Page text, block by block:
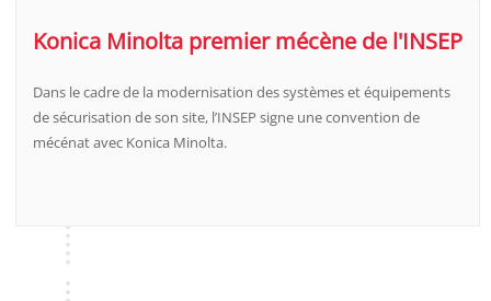
Konica Minolta premier mécène de l'INSEP
Dans le cadre de la modernisation des systèmes et équipements
de sécurisation de son site, l’INSEP signe une convention de
mécénat avec Konica Minolta.